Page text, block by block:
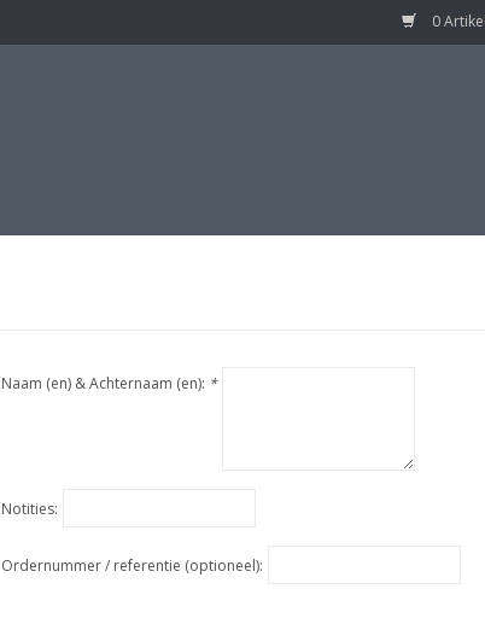
0
Naam (en) & Achternaam (en): *
Notities:
Ordernummer / referentie (optioneel):